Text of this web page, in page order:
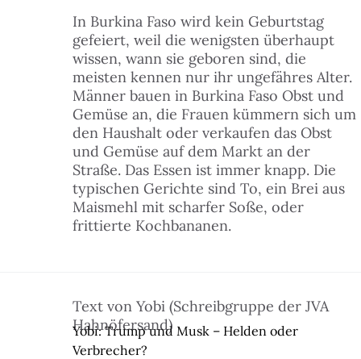
In Burkina Faso wird kein Geburtstag
gefeiert, weil die wenigsten überhaupt
wissen, wann sie geboren sind, die
meisten kennen nur ihr ungefähres Alter.
Männer bauen in Burkina Faso Obst und
Gemüse an, die Frauen kümmern sich um
den Haushalt oder verkaufen das Obst
und Gemüse auf dem Markt an der
Straße. Das Essen ist immer knapp. Die
typischen Gerichte sind To, ein Brei aus
Maismehl mit scharfer Soße, oder
frittierte Kochbananen.
Yobi: Trump und Musk – Helden oder
Verbrecher?
Text von Yobi (Schreibgruppe der JVA
Hahnöfersand)